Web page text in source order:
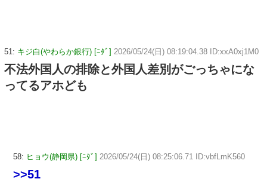
51: キジ白(やわらか銀行) [ﾆﾀﾞ] 2026/05/24(日) 08:19:04.38 ID:xxA0xj1M0
不法外国人の排除と外国人差別がごっちゃにな
ってるアホども
58: ヒョウ(静岡県) [ﾆﾀﾞ] 2026/05/24(日) 08:25:06.71 ID:vbfLmK560
>>51